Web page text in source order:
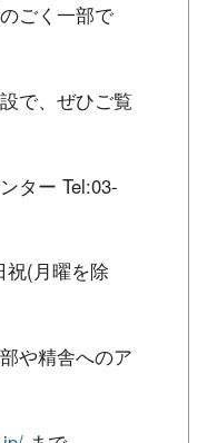
ごく一部で
で、ぜひご覧
ター Tel:03-
祝(月曜を除
や精舎へのア